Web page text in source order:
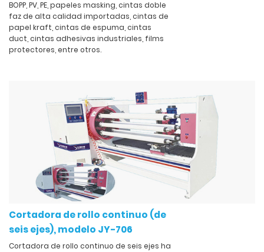
BOPP, PV, PE, papeles masking, cintas doble
faz de alta calidad importadas, cintas de
papel kraft, cintas de espuma, cintas
duct, cintas adhesivas industriales, films
protectores, entre otros.
Cortadora de rollo continuo (de
seis ejes), modelo JY-706
Cortadora de rollo continuo de seis ejes ha